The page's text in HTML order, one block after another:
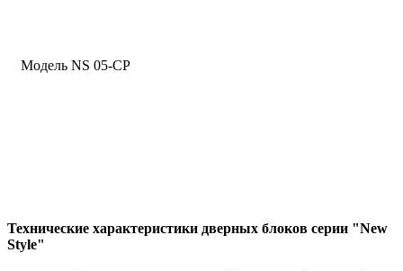
Модель NS 05-CP
Технические характеристики дверных блоков серии "New
Style"